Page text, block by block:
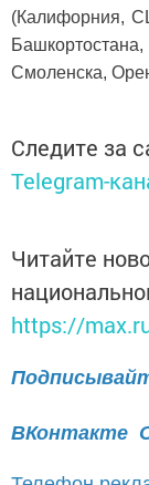
(Калифорния,
Смоленска,
Следите за
Telegram-
Читайте
https://
ВКонтакте